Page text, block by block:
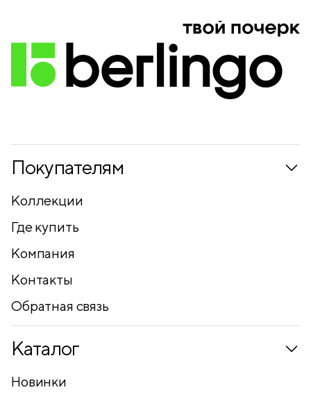
Покупателям
Коллекции
Где купить
Компания
Контакты
Обратная связь
Каталог
Новинки